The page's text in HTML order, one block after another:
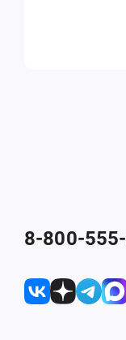
8-800-